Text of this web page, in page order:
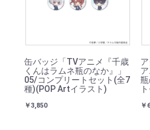
缶バッジ「TVアニメ『千歳
くんはラムネ瓶のなか』」
05/コンプリートセット(全7
種)(POP Artイラスト)
￥3,850 ￥